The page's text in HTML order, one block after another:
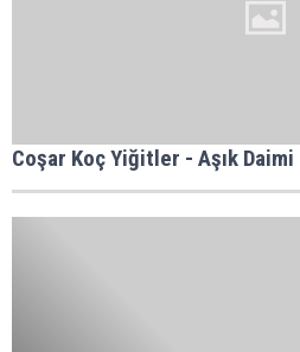
Coşar Koç Yiğitler - Aşık Daimi